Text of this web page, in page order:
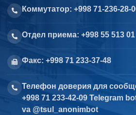
Коммутатор: +998 71-236-28-
Отдел приема: +998 55 513 01
Факс: +998 71 233-37-48
Телефон доверия для
+998 71 233-42-09 Telegram
va @tsul_anonimbot